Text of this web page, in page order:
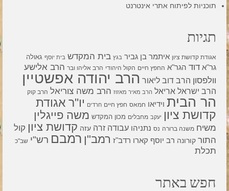
תוכניות לפיתוח אתרי אינטרנט
תגיות
אגודת קדושת ציון איתמר בן גביר בגץ בית המקדש בית יוסף גאולה
גר"א דוד הגר"א החפץ חיים הקול היהודי הרב אליהו ובר הרב אלישע
וולפסון הרב דוב ליאור הרב יהודה אפשטיין
הרב ישראל אריאל הרב מאיר מאזוז הרב משה צוריאל הרב קוק
הר הבית וידיאו חמאס חפץ חיים חרדים יו"ר אגודת
קדושת ציון יעקב מחבלים מכון המקדש משה פייגלין
משיח משנה ברורה נס נתניהו עבודה זרה עזה קדושת ציון קול
התור קורונה רב יוסף קארו רדב"ז רמב"ן רמבם רש"י שב"כ
תכלת
חפש באתר